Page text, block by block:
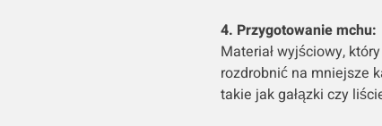
4. Przygotowanie mchu:
Materiał wyjściowy,
rozdrobnić na mniejsze
takie jak gałązki czy